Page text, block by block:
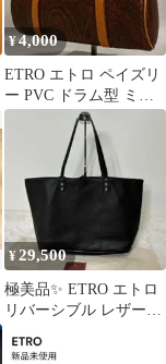
¥4,000
ETRO エトロ ペイズリ
ー PVC ドラム型 ミニ
ボストンバッグ
¥29,500
極美品✨ ETRO エトロ
リバーシブル レザート
柄